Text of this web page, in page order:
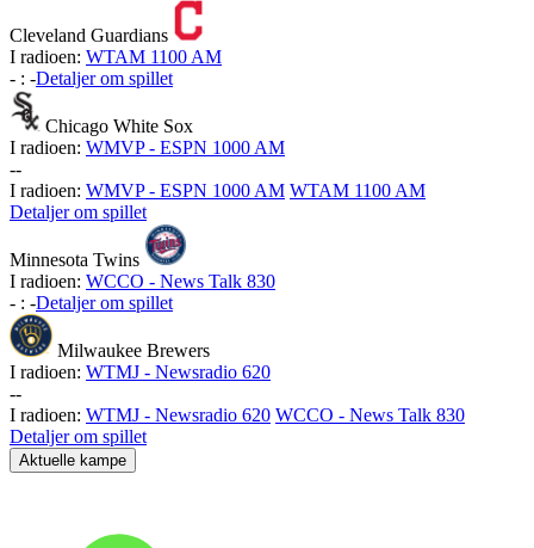
Cleveland Guardians
I radioen: WTAM 1100 AM
- : -Detaljer om spillet
Chicago White Sox
I radioen: WMVP - ESPN 1000 AM
--
I radioen: WMVP - ESPN 1000 AM WTAM 1100 AM
Detaljer om spillet
Minnesota Twins
I radioen: WCCO - News Talk 830
- : -Detaljer om spillet
Milwaukee Brewers
I radioen: WTMJ - Newsradio 620
--
I radioen: WTMJ - Newsradio 620 WCCO - News Talk 830
Detaljer om spillet
Aktuelle kampe